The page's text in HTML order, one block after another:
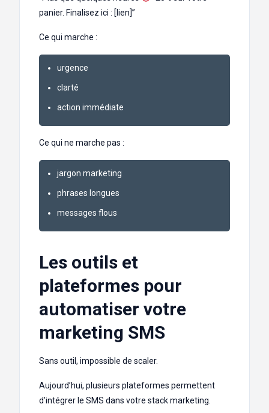
panier. Finalisez ici : [lien]”
Ce qui marche :
urgence
clarté
action immédiate
Ce qui ne marche pas :
jargon marketing
phrases longues
messages flous
Les outils et
plateformes pour
automatiser votre
marketing SMS
Sans outil, impossible de scaler.
Aujourd’hui, plusieurs plateformes permettent
d’intégrer le SMS dans votre stack marketing.